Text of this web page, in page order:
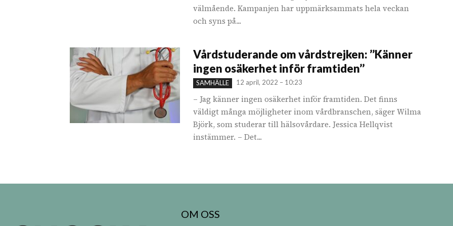
välmående. Kampanjen har uppmärksammats hela veckan
och syns på...
Vårdstuderande om vårdstrejken: ’’Känner
ingen osäkerhet inför framtiden’’
SAMHÄLLE 12 april, 2022 – 10:23
– Jag känner ingen osäkerhet inför framtiden. Det finns
väldigt många möjligheter inom vårdbranschen, säger Wilma
Björk, som studerar till hälsovårdare. Jessica Hellqvist
instämmer. – Det...
OM OSS